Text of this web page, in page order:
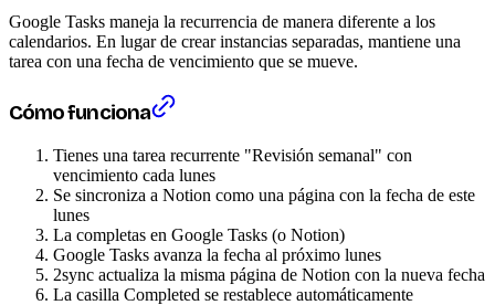
Google Tasks maneja la recurrencia de manera diferente a los
calendarios. En lugar de crear instancias separadas, mantiene una
tarea con una fecha de vencimiento que se mueve.
Cómo funciona
Tienes una tarea recurrente "Revisión semanal" con
vencimiento cada lunes
Se sincroniza a Notion como una página con la fecha de este
lunes
La completas en Google Tasks (o Notion)
Google Tasks avanza la fecha al próximo lunes
2sync actualiza la misma página de Notion con la nueva fecha
La casilla Completed se restablece automáticamente